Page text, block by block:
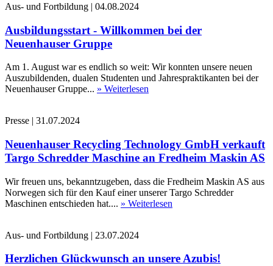
Aus- und Fortbildung | 04.08.2024
Ausbildungsstart - Willkommen bei der
Neuenhauser Gruppe
Am 1. August war es endlich so weit: Wir konnten unsere neuen
Auszubildenden, dualen Studenten und Jahrespraktikanten bei der
Neuenhauser Gruppe... » Weiterlesen
Presse | 31.07.2024
Neuenhauser Recycling Technology GmbH verkauft
Targo Schredder Maschine an Fredheim Maskin AS
Wir freuen uns, bekanntzugeben, dass die Fredheim Maskin AS aus
Norwegen sich für den Kauf einer unserer Targo Schredder
Maschinen entschieden hat.... » Weiterlesen
Aus- und Fortbildung | 23.07.2024
Herzlichen Glückwunsch an unsere Azubis!